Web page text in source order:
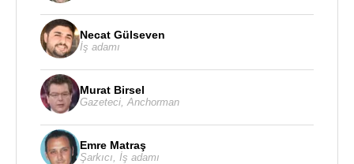
Necat Gülseven
İş adamı
Murat Birsel
Gazeteci Anchorman
Emre Matraş
Şarkıcı İş adamı